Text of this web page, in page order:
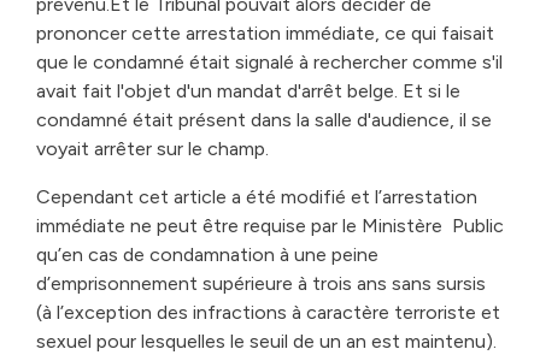
prononcer cette arrestation immédiate, ce qui faisait
que le condamné était signalé à rechercher comme s'il
avait fait l'objet d'un mandat d'arrêt belge. Et si le
condamné était présent dans la salle d'audience, il se
voyait arrêter sur le champ.
Cependant cet article a été modifié et l’arrestation
immédiate ne peut être requise par le Ministère Public
qu’en cas de condamnation à une peine
d’emprisonnement supérieure à trois ans sans sursis
(à l’exception des infractions à caractère terroriste et
sexuel pour lesquelles le seuil de un an est maintenu).